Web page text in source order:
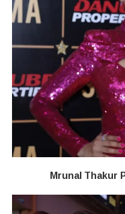
Mrunal Thakur